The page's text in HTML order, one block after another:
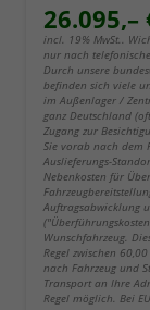
26.095,–
incl. 19% MwSt..
nur nach
Durch unsere
befinden sich viele
im Außenlager /
ganz Deutschland
Zugang zur
Sie vorab nach dem
Auslieferungs-
Nebenkosten für
Auftragsabwicklung
Wunschfahrzeug.
Regel zwischen
nach Fahrzeug und
Transport an Ihre
Regel möglich. Bei